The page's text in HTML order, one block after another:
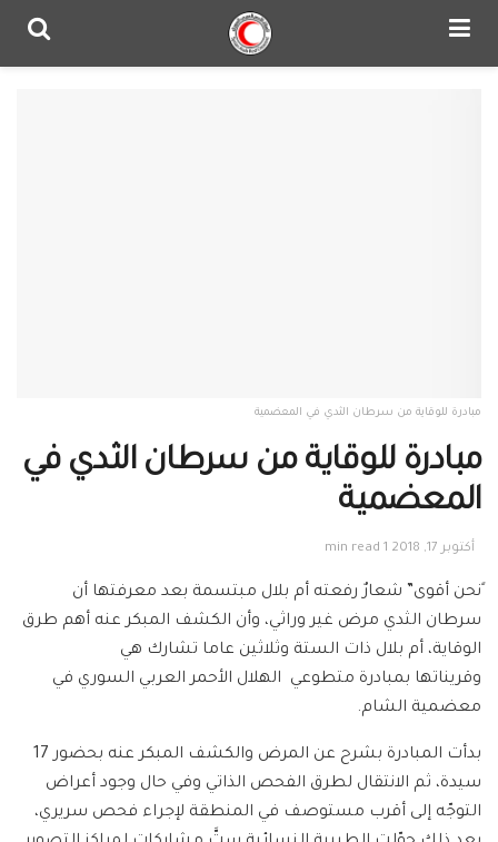
مبادرة للوقاية من سرطان الثدي في المعضمية
مبادرة للوقاية من سرطان الثدي في
المعضمية
أكتوبر 17, 2018 1 min read
ًنحن أقوى” شعارٌ رفعته أم بلال مبتسمة بعد معرفتها أن
سرطان الثدي مرض غير وراثي، وأن الكشف المبكر عنه أهم طرق
الوقاية، أم بلال ذات الستة وثلاثين عاما تشارك هي
وقريناتها بمبادرة متطوعي الهلال الأحمر العربي السوري في
معضمية الشام.
بدأت المبادرة بشرح عن المرض والكشف المبكر عنه بحضور 17
سيدة، ثم الانتقال لطرق الفحص الذاتي وفي حال وجود أعراض
التوجّه إلى أقرب مستوصف في المنطقة لإجراء فحص سريري،